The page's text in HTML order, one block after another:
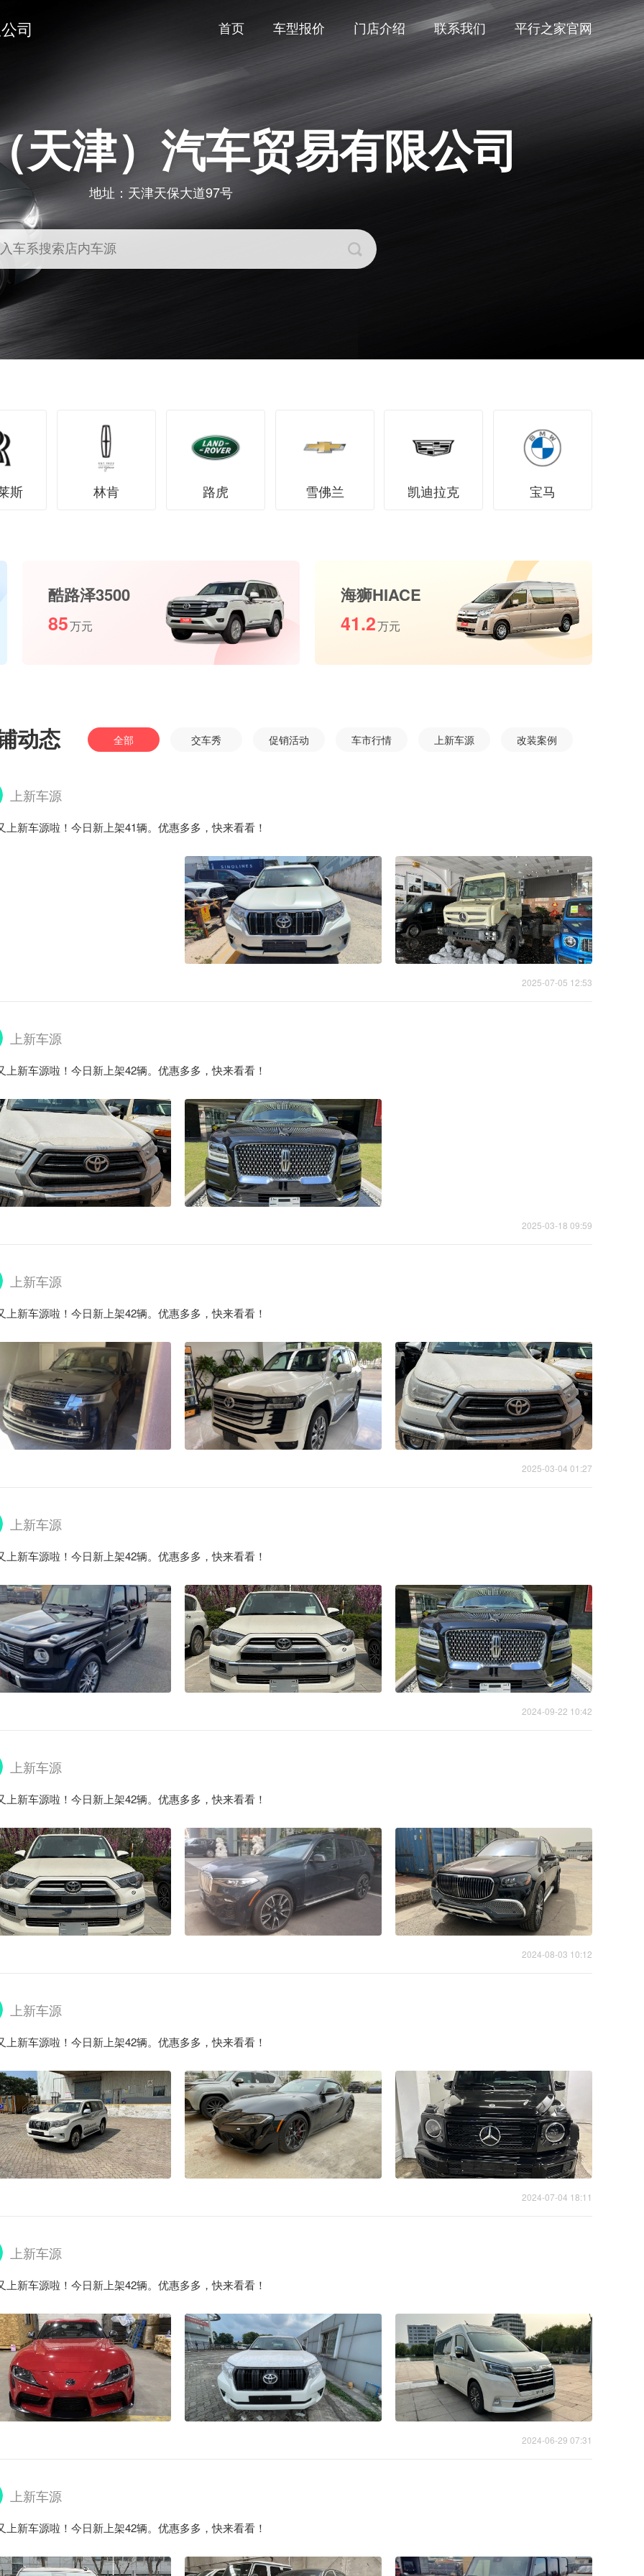
司 首页 车型报价 门店介绍 联系我们 平行之家官网
天津）汽车贸易有限公司
地址： 天津天保大道97号
斯 林肯 路虎 雪佛兰 凯迪拉克 宝马
酷路泽3500
85万元
海狮HIACE
41.2万元
动态 全部 交车秀 促销活动 车市行情 上新车源 改装案例
上新车源
上新车源啦！今日新上架41辆。优惠多多，快来看看！
2025-07-05 12:53
上新车源
上新车源啦！今日新上架42辆。优惠多多，快来看看！
2025-03-18 09:59
上新车源
上新车源啦！今日新上架42辆。优惠多多，快来看看！
2025-03-04 01:27
上新车源
上新车源啦！今日新上架42辆。优惠多多，快来看看！
2024-09-22 10:42
上新车源
上新车源啦！今日新上架42辆。优惠多多，快来看看！
2024-08-03 10:12
上新车源
上新车源啦！今日新上架42辆。优惠多多，快来看看！
2024-07-04 18:11
上新车源
上新车源啦！今日新上架42辆。优惠多多，快来看看！
2024-06-29 07:31
上新车源
上新车源啦！今日新上架42辆。优惠多多，快来看看！